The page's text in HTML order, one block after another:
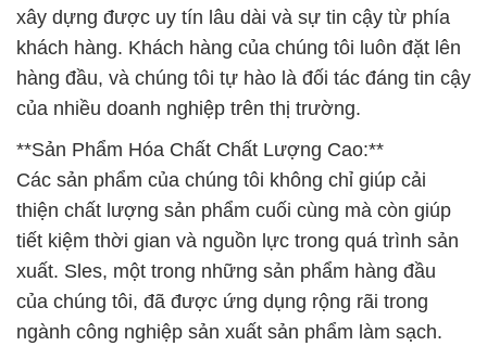
xây dựng được uy tín lâu dài và sự tin cậy từ phía
khách hàng. Khách hàng của chúng tôi luôn đặt lên
hàng đầu, và chúng tôi tự hào là đối tác đáng tin cậy
của nhiều doanh nghiệp trên thị trường.
**Sản Phẩm Hóa Chất Chất Lượng Cao:**
Các sản phẩm của chúng tôi không chỉ giúp cải
thiện chất lượng sản phẩm cuối cùng mà còn giúp
tiết kiệm thời gian và nguồn lực trong quá trình sản
xuất. Sles, một trong những sản phẩm hàng đầu
của chúng tôi, đã được ứng dụng rộng rãi trong
ngành công nghiệp sản xuất sản phẩm làm sạch.